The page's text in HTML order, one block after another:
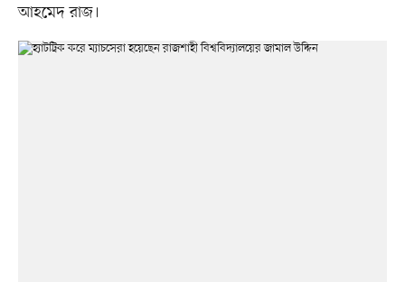
আহমেদ রাজ।